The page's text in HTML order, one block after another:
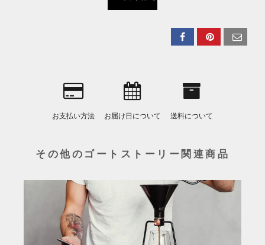
お支払い方法 お届け日について 送料について
その他のゴートストーリー関連商品